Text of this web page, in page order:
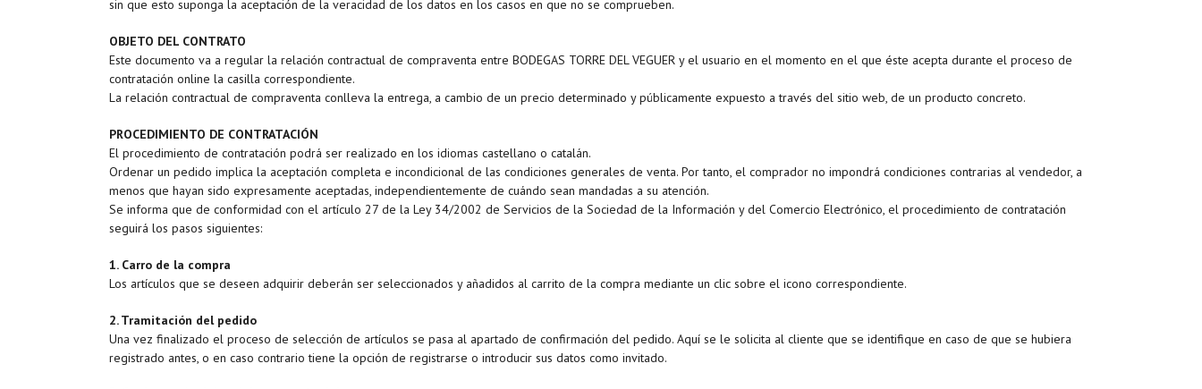
sin que esto suponga la aceptación de la veracidad de los datos en los casos en que no se comprueben.
OBJETO DEL CONTRATO
Este documento va a regular la relación contractual de compraventa entre BODEGAS TORRE DEL VEGUER y el usuario en el momento en el que éste acepta durante el proceso de
contratación online la casilla correspondiente.
La relación contractual de compraventa conlleva la entrega, a cambio de un precio determinado y públicamente expuesto a través del sitio web, de un producto concreto.
PROCEDIMIENTO DE CONTRATACIÓN
El procedimiento de contratación podrá ser realizado en los idiomas castellano o catalán.
Ordenar un pedido implica la aceptación completa e incondicional de las condiciones generales de venta. Por tanto, el comprador no impondrá condiciones contrarias al vendedor, a
menos que hayan sido expresamente aceptadas, independientemente de cuándo sean mandadas a su atención.
Se informa que de conformidad con el artículo 27 de la Ley 34/2002 de Servicios de la Sociedad de la Información y del Comercio Electrónico, el procedimiento de contratación
seguirá los pasos siguientes:
1. Carro de la compra
Los artículos que se deseen adquirir deberán ser seleccionados y añadidos al carrito de la compra mediante un clic sobre el icono correspondiente.
2. Tramitación del pedido
Una vez finalizado el proceso de selección de artículos se pasa al apartado de confirmación del pedido. Aquí se le solicita al cliente que se identifique en caso de que se hubiera
registrado antes, o en caso contrario tiene la opción de registrarse o introducir sus datos como invitado.